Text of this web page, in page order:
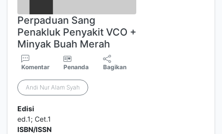
Perpaduan Sang
Penakluk Penyakit VCO +
Minyak Buah Merah
Komentar Penanda Bagikan
Andi Nur Alam Syah
Edisi
ed.1; Cet.1
ISBN/ISSN